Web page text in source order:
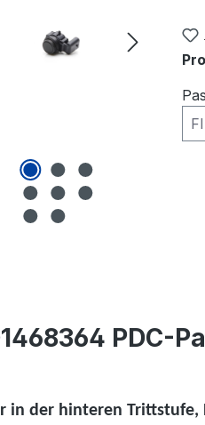
PDC-
in der hinteren